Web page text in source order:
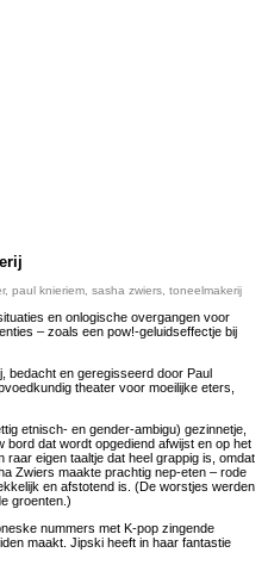
, paul knieriem sasha zwiers toneelmakerij
en onlogische overgangen voor
– zoals een pow!-geluidseffectje bij
bedacht en geregisseerd door Paul
theater voor moeilijke eters,
etnisch- en gender-ambigu) gezinnetje,
bord dat wordt opgediend afwijst en op het
eigen taaltje dat heel grappig is, omdat
Zwiers maakte prachtig nep-eten – rode
en afstotend is. (De worstjes werden
groenten.)
nummers met K-pop zingende
maakt. Jipski heeft in haar fantastie